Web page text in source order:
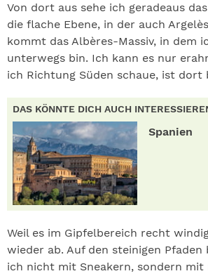
Von dort aus sehe ich geradeaus
die flache Ebene, in der auch
kommt das Albères-Massiv, in dem
unterwegs bin. Ich kann es nur
ich Richtung Süden schaue, ist dort
DAS KÖNNTE DICH AUCH
Spanien
Weil es im Gipfelbereich recht
wieder ab. Auf den steinigen
ich nicht mit Sneakern, sondern mit